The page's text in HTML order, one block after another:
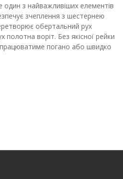
з найважливіших елементів
зчеплення з шестернею
обертальний рух
полотна воріт. Без якісної рейки
погано або швидко